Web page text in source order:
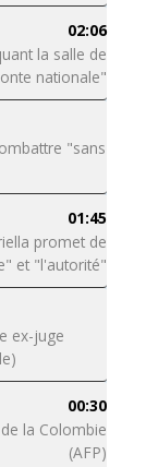
02:06
la salle de
nationale"
"sans
01:45
promet de
et "l'autorité"
ex-juge
00:30
la Colombie
(AFP)